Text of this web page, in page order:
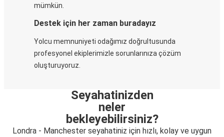
mümkün.
Destek için her zaman buradayız
Yolcu memnuniyeti odağımız doğrultusunda
profesyonel ekiplerimizle sorunlarınıza çözüm
oluşturuyoruz.
Seyahatinizden
neler
bekleyebilirsiniz?
Londra - Manchester seyahatiniz için hızlı, kolay ve uygun